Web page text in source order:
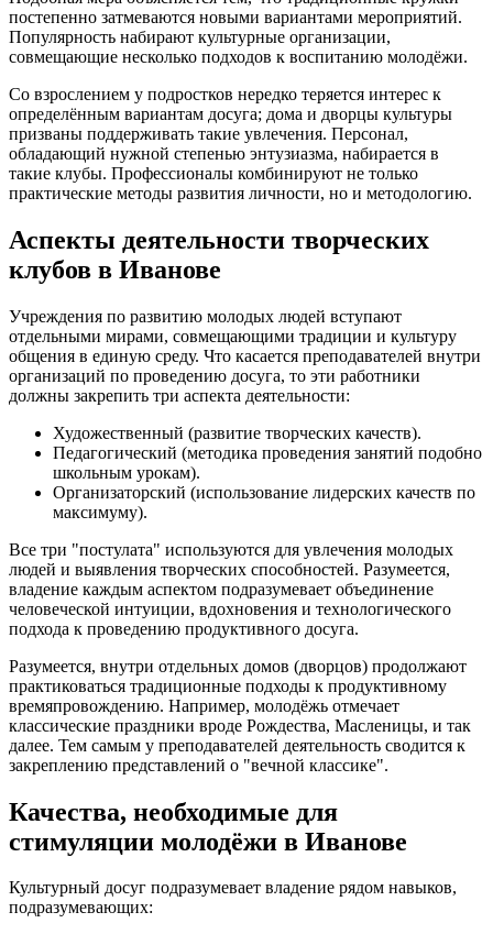
постепенно затмеваются новыми вариантами мероприятий.
Популярность набирают культурные организации,
совмещающие несколько подходов к воспитанию молодёжи.
Со взрослением у подростков нередко теряется интерес к
определённым вариантам досуга; дома и дворцы культуры
призваны поддерживать такие увлечения. Персонал,
обладающий нужной степенью энтузиазма, набирается в
такие клубы. Профессионалы комбинируют не только
практические методы развития личности, но и методологию.
Аспекты деятельности творческих
клубов в Иванове
Учреждения по развитию молодых людей вступают
отдельными мирами, совмещающими традиции и культуру
общения в единую среду. Что касается преподавателей внутри
организаций по проведению досуга, то эти работники
должны закрепить три аспекта деятельности:
Художественный (развитие творческих качеств).
Педагогический (методика проведения занятий подобно
школьным урокам).
Организаторский (использование лидерских качеств по
максимуму).
Все три "постулата" используются для увлечения молодых
людей и выявления творческих способностей. Разумеется,
владение каждым аспектом подразумевает объединение
человеческой интуиции, вдохновения и технологического
подхода к проведению продуктивного досуга.
Разумеется, внутри отдельных домов (дворцов) продолжают
практиковаться традиционные подходы к продуктивному
времяпровождению. Например, молодёжь отмечает
классические праздники вроде Рождества, Масленицы, и так
далее. Тем самым у преподавателей деятельность сводится к
закреплению представлений о "вечной классике".
Качества, необходимые для
стимуляции молодёжи в Иванове
Культурный досуг подразумевает владение рядом навыков,
подразумевающих: